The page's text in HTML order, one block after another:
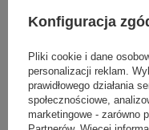
Opinie klientów
„Świetny prezent na
nadruk jest bardzo
Karolina M.
⭐⭐⭐⭐⭐
Konfiguracja
Pliki cookie i dane
personalizacji reklam.
prawidłowego działania
społecznościowe,
marketingowe - zarówno